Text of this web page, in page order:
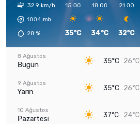
32.9 km/h
1004 mb
28 %
15:00
35°C
18:00
34°C
21:00
32°C
8 Ağustos
Bugün 35°C 26°C
9 Ağustos
Yarın 35°C 26°C
10 Ağustos
Pazartesi 37°C 24°C